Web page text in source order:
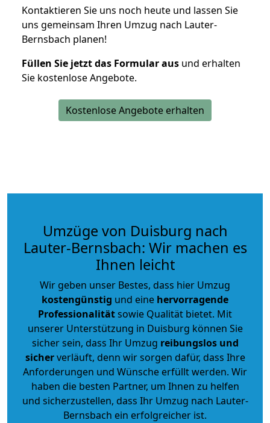
Kontaktieren Sie uns noch heute und lassen Sie
uns gemeinsam Ihren Umzug nach Lauter-
Bernsbach planen!
Füllen Sie jetzt das Formular aus und erhalten
Sie kostenlose Angebote.
Kostenlose Angebote erhalten
Umzüge von Duisburg nach
Lauter-Bernsbach: Wir machen es
Ihnen leicht
Wir geben unser Bestes, dass hier Umzug
kostengünstig und eine hervorragende
Professionalitätsowie Qualität bietet. Mit
unserer Unterstützung in Duisburg können Sie
sicher sein, dass Ihr Umzug reibungslos und
sicherverläuft, denn wir sorgen dafür, dass Ihre
Anforderungen und Wünsche erfüllt werden. Wir
haben die besten Partner, um Ihnen zu helfen
und sicherzustellen, dass Ihr Umzug nach Lauter-
Bernsbach ein erfolgreicher ist.